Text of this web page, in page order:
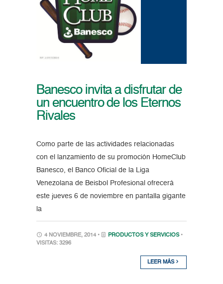
Banesco invita a disfrutar de
un encuentro de los Eternos
Rivales
Como parte de las actividades relacionadas
con el lanzamiento de su promoción HomeClub
Banesco, el Banco Oficial de la Liga
Venezolana de Beisbol Profesional ofrecerá
este jueves 6 de noviembre en pantalla gigante
la
4 NOVIEMBRE, 2014 • PRODUCTOS Y SERVICIOS •
VISITAS: 3296
LEER MÁS